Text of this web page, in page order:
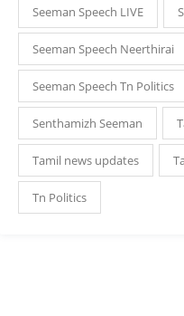
Seeman Speech LIVE
Seeman Speech Neerthirai
Seeman Speech Tn Politics
Senthamizh Seeman
Tamil news updates
Tn Politics